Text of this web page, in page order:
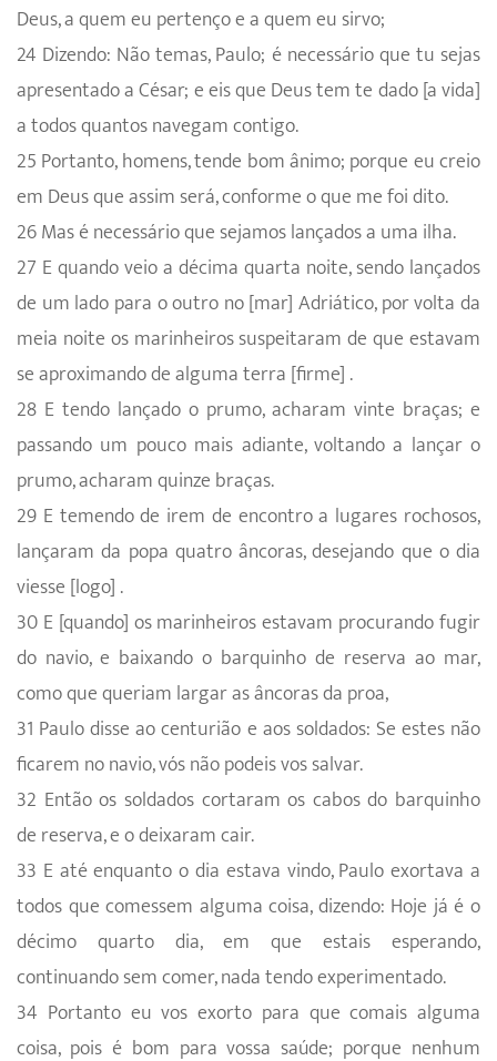
Deus, a quem eu pertenço e a quem eu sirvo;
24 Dizendo: Não temas, Paulo; é necessário que tu sejas
apresentado a César; e eis que Deus tem te dado [a vida]
a todos quantos navegam contigo.
25 Portanto, homens, tende bom ânimo; porque eu creio
em Deus que assim será, conforme o que me foi dito.
26 Mas é necessário que sejamos lançados a uma ilha.
27 E quando veio a décima quarta noite, sendo lançados
de um lado para o outro no [mar] Adriático, por volta da
meia noite os marinheiros suspeitaram de que estavam
se aproximando de alguma terra [firme] .
28 E tendo lançado o prumo, acharam vinte braças; e
passando um pouco mais adiante, voltando a lançar o
prumo, acharam quinze braças.
29 E temendo de irem de encontro a lugares rochosos,
lançaram da popa quatro âncoras, desejando que o dia
viesse [logo] .
30 E [quando] os marinheiros estavam procurando fugir
do navio, e baixando o barquinho de reserva ao mar,
como que queriam largar as âncoras da proa,
31 Paulo disse ao centurião e aos soldados: Se estes não
ficarem no navio, vós não podeis vos salvar.
32 Então os soldados cortaram os cabos do barquinho
de reserva, e o deixaram cair.
33 E até enquanto o dia estava vindo, Paulo exortava a
todos que comessem alguma coisa, dizendo: Hoje já é o
décimo quarto dia, em que estais esperando,
continuando sem comer, nada tendo experimentado.
34 Portanto eu vos exorto para que comais alguma
coisa, pois é bom para vossa saúde; porque nenhum